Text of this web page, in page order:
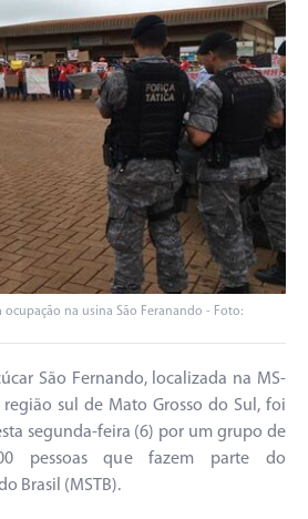
na usina São Feranando - Foto:
São Fernando, localizada na MS-
região sul de Mato Grosso do Sul, foi
segunda-feira (6) por um grupo de
pessoas que fazem parte do
Brasil (MSTB).